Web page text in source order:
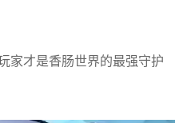
家才是香肠世界的最强守护